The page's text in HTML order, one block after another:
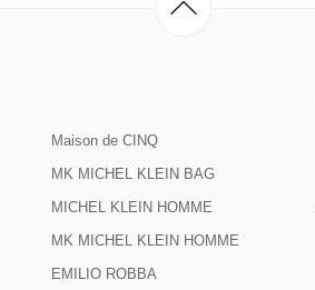
Maison de CINQ
MK MICHEL KLEIN BAG
MICHEL KLEIN HOMME
MK MICHEL KLEIN HOMME
EMILIO ROBBA